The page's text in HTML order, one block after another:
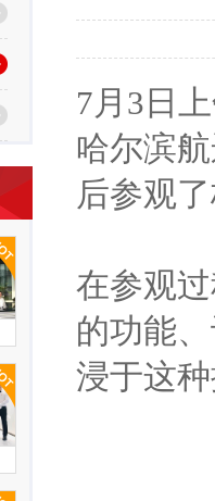
7月3日
哈尔滨
后参观
在参观
的功能
浸于这